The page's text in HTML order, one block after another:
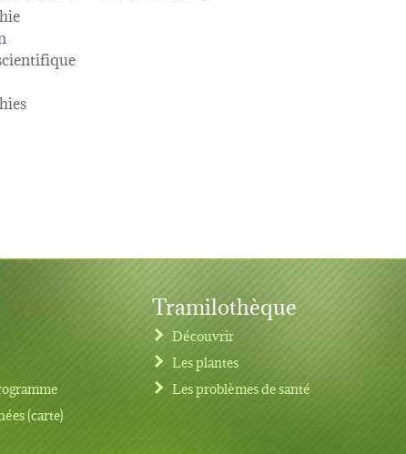
(carte)
Tramilothèque
Découvrir
Les plantes
Les problèmes de santé